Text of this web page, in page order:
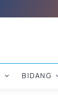
BIDANG